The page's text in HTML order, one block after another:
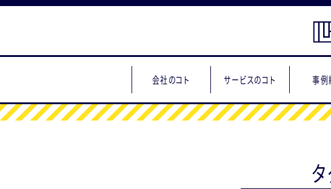
会社のコト サービスのコト 事例